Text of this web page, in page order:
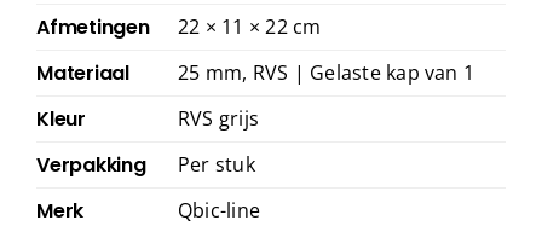
Afmetingen 22 × 11 × 22 cm
Materiaal 25 mm, RVS | Gelaste kap van 1
Kleur RVS grijs
Verpakking Per stuk
Merk Qbic-line